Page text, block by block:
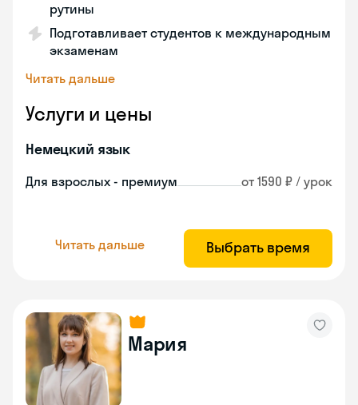
рутины
Подготавливает студентов к международным
экзаменам
Читать дальше
Услуги и цены
Немецкий язык
Для взрослых - премиум от 1590 ₽ / урок
Читать дальше Выбрать время
Мария